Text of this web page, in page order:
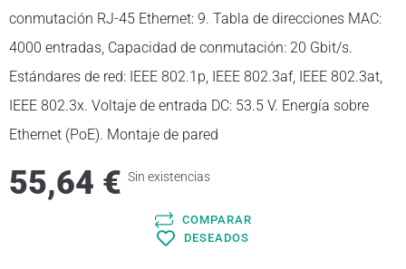
TPVs
Oficina y electricidad
Energía y electricidad
Hogar, cuidado de personal y cocina
conmutación RJ-45 Ethernet: 9. Tabla de direcciones MAC:
4000 entradas, Capacidad de conmutación: 20 Gbit/s.
Estándares de red: IEEE 802.1p, IEEE 802.3af, IEEE 802.3at,
IEEE 802.3x. Voltaje de entrada DC: 53.5 V. Energía sobre
Ethernet (PoE). Montaje de pared
55,64 € Sin existencias
COMPARAR
DESEADOS